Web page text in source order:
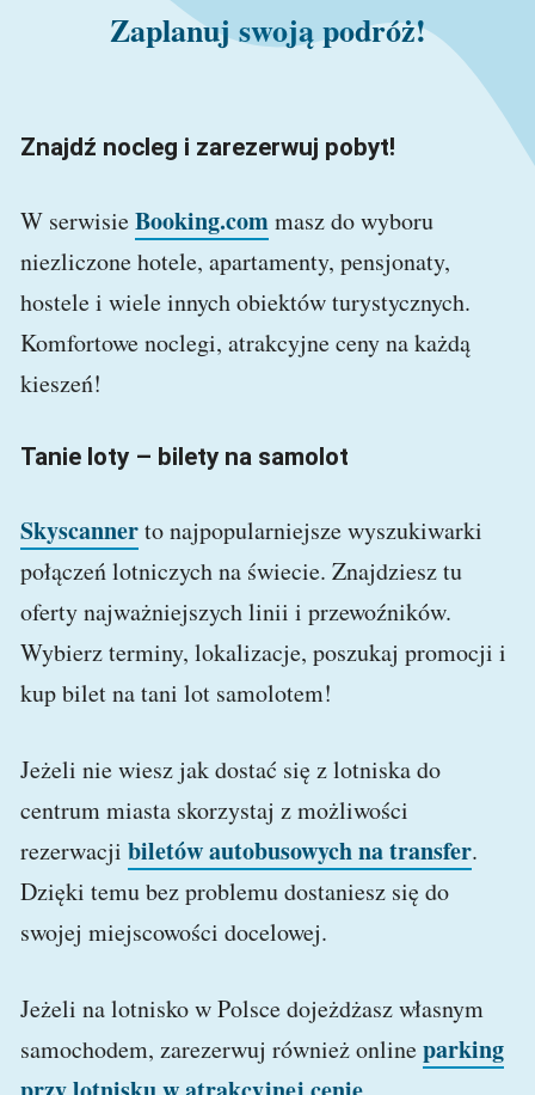
Zaplanuj swoją podróż!
Znajdź nocleg i zarezerwuj pobyt!
W serwisieBooking.commasz do wyboru
niezliczone hotele, apartamenty, pensjonaty,
hostele i wiele innych obiektów turystycznych.
Komfortowe noclegi, atrakcyjne ceny na każdą
kieszeń!
Tanie loty – bilety na samolot
Skyscannerto najpopularniejsze wyszukiwarki
połączeń lotniczych na świecie. Znajdziesz tu
oferty najważniejszych linii i przewoźników.
Wybierz terminy, lokalizacje, poszukaj promocji i
kup bilet na tani lot samolotem!
Jeżeli nie wiesz jak dostać się z lotniska do
centrum miasta skorzystaj z możliwości
rezerwacji biletów autobusowych na transfer.
Dzięki temu bez problemu dostaniesz się do
swojej miejscowości docelowej.
Jeżeli na lotnisko w Polsce dojeżdżasz własnym
samochodem, zarezerwuj również onlineparking